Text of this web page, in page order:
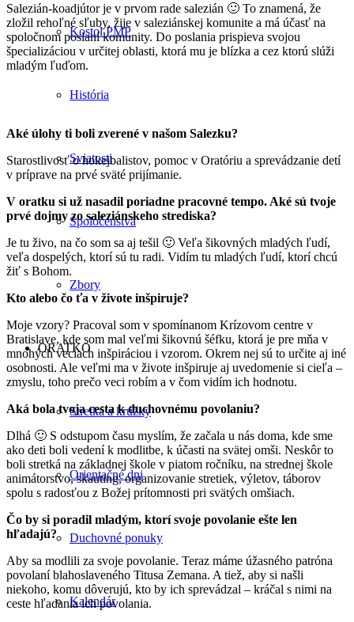
Kostol PMP
História
Sviatosti
Spoločenstvá
Zbory
ORATKO
Stretká a krúžky
Orientačné dni
Duchovné ponuky
Kalendár
Salezián-koadjútor je v prvom rade salezián 🙂 To znamená, že
zložil rehoľné sľuby, žije v saleziánskej komunite a má účasť na
spoločnom poslaní komunity. Do poslania prispieva svojou
špecializáciou v určitej oblasti, ktorá mu je blízka a cez ktorú slúži
mladým ľuďom.
Aké úlohy ti boli zverené v našom Salezku?
Starostlivosť o hokejbalistov, pomoc v Oratóriu a sprevádzanie detí
v príprave na prvé sväté prijímanie.
V oratku si už nasadil poriadne pracovné tempo. Aké sú tvoje
prvé dojmy zo saleziánskeho strediska?
Je tu živo, na čo som sa aj tešil 🙂 Veľa šikovných mladých ľudí,
veľa dospelých, ktorí sú tu radi. Vidím tu mladých ľudí, ktorí chcú
žiť s Bohom.
Kto alebo čo ťa v živote inšpiruje?
Moje vzory? Pracoval som v spomínanom Krízovom centre v
Bratislave, kde som mal veľmi šikovnú šéfku, ktorá je pre mňa v
mnohých veciach inšpiráciou i vzorom. Okrem nej sú to určite aj iné
osobnosti. Ale veľmi ma v živote inšpiruje aj uvedomenie si cieľa –
zmyslu, toho prečo veci robím a v čom vidím ich hodnotu.
Aká bola tvoja cesta k duchovnému povolaniu?
Dlhá 🙂 S odstupom času myslím, že začala u nás doma, kde sme
ako deti boli vedení k modlitbe, k účasti na svätej omši. Neskôr to
boli stretká na základnej škole v piatom ročníku, na strednej škole
animátorstvo, skauting, organizovanie stretiek, výletov, táborov
spolu s radosťou z Božej prítomnosti pri svätých omšiach.
Čo by si poradil mladým, ktorí svoje povolanie ešte len
hľadajú?
Aby sa modlili za svoje povolanie. Teraz máme úžasného patróna
povolaní blahoslaveného Titusa Zemana. A tiež, aby si našli
niekoho, komu dôverujú, kto by ich sprevádzal – kráčal s nimi na
ceste hľadania ich povolania.